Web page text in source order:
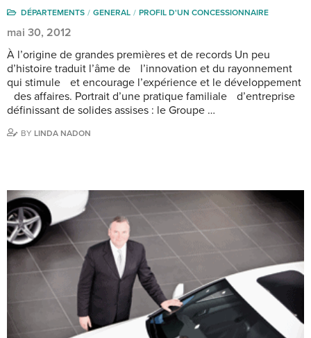
DÉPARTEMENTS GENERAL PROFIL D'UN CONCESSIONNAIRE
mai 30, 2012
À l’origine de grandes premières et de records Un peu
d’histoire traduit l’âme de l’innovation et du rayonnement
qui stimule et encourage l’expérience et le développement
des affaires. Portrait d’une pratique familiale d’entreprise
définissant de solides assises : le Groupe …
BY LINDA NADON